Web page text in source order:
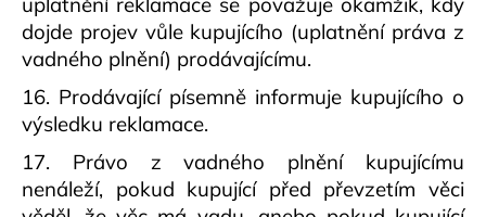
dojde projev vůle kupujícího (uplatnění práva z
vadného plnění) prodávajícímu.
16. Prodávající písemně informuje kupujícího o
výsledku reklamace.
17. Právo z vadného plnění kupujícímu
nenáleží, pokud kupující před převzetím věci